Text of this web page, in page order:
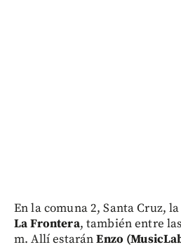
En la comuna 2, Santa Cruz,
La Frontera, también entre
m. Allí estaránEnzo